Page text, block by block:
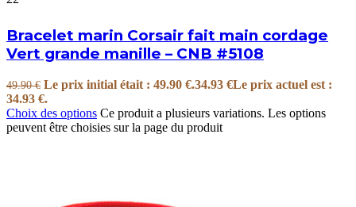
Bracelet marin Corsair fait main cordage
Vert grande manille – CNB #5108
49.90€ Le prix initial était : 49.90 €.34.93 €Le prix actuel est :
34.93 €.
Choix des options Ce produit a plusieurs variations. Les options
peuvent être choisies sur la page du produit